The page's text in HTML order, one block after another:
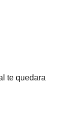
te quedara